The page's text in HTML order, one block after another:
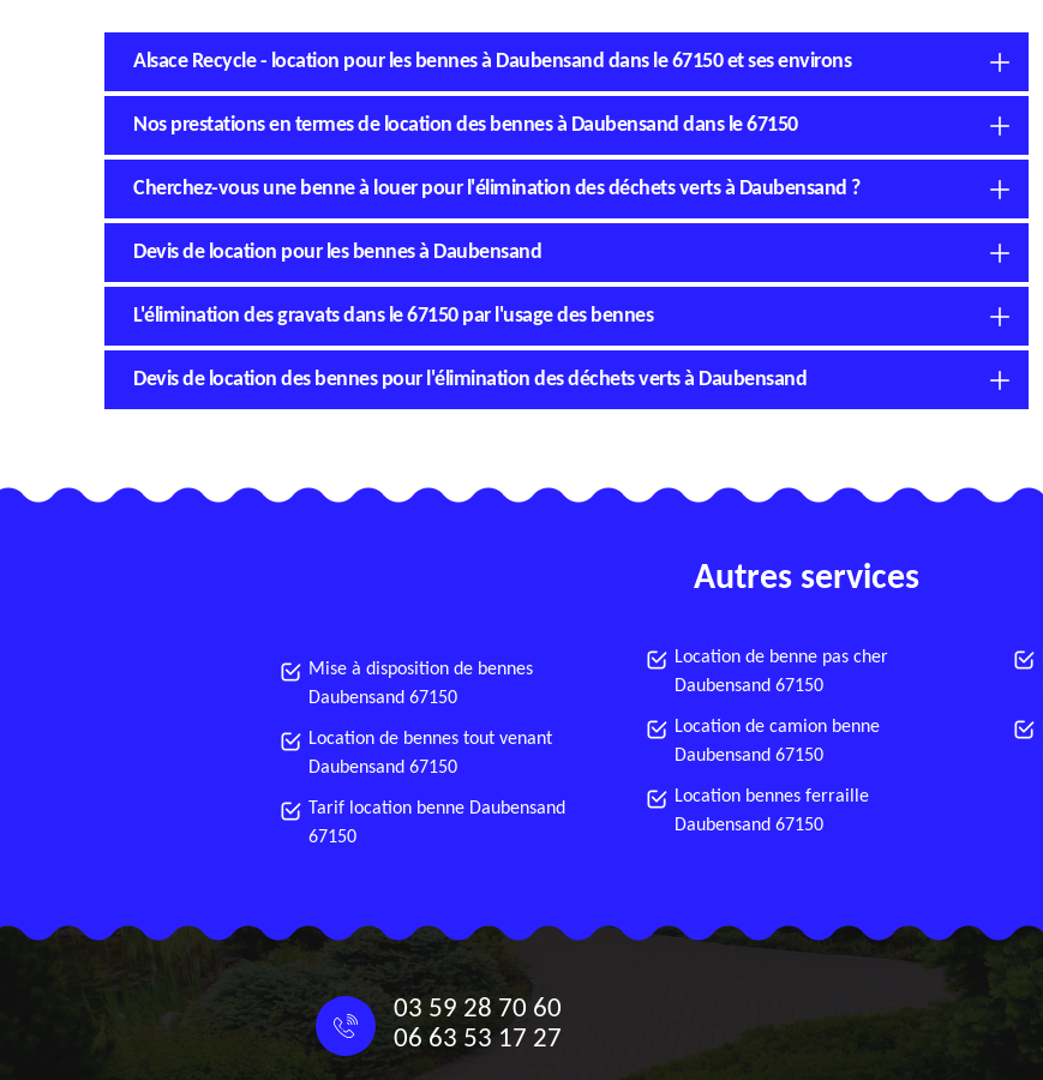
Alsace Recycle - location pour les bennes à Daubensand dans le 67150 et ses environs
Nos prestations en termes de location des bennes à Daubensand dans le 67150
Cherchez-vous une benne à louer pour l'élimination des déchets verts à Daubensand ?
Devis de location pour les bennes à Daubensand
L'élimination des gravats dans le 67150 par l'usage des bennes
Devis de location des bennes pour l'élimination des déchets verts à Daubensand
Autres services
Mise à disposition de bennes
Daubensand 67150
Location de bennes tout venant
Daubensand 67150
Tarif location benne Daubensand
67150
Location de benne pas cher
Daubensand 67150
Location de camion benne
Daubensand 67150
Location bennes ferraille
Daubensand 67150
03 59 28 70 60
06 63 53 17 27